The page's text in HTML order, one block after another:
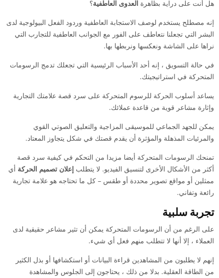
هل أنت على دراية بظاهرة العدوى العاطفية؟
إنه مصطلح يستخدم لوصف الاستجابة العاطفية وردود الفعل البيولوجية لدى
البشر التي تجعلنا نتعاطف على الفور مع الجوانب العاطفية للتجارب التي
نراها على الشاشة ونعكسها ونربطها بها.
في حالة التسويق ، إنه أحد الأسباب الرئيسية التي تجعلك تدمج الرسومات
المتحركة في استراتيجيتك.
يساعد أسلوب الحركة للرسوم المتحركة على سرد قصة علامتك التجارية
وإثارة مشاعر قوية من قاعدة عملائك.
يمكن للجهد الجماعي للموسيقى المزاجية والتعليق الصوتي القوي
والمرئيات المذهلة والمؤثرة أن يقدم قصتك في شكل يتجاوز المعتاد.
تمنحك الرسومات المتحركة أيضا مزيدا من التحكم في كيفية سرد قصة
أكثر من الأشكال الأخرى لتنسيق الفيديو. لا يتطلب إعلان تصميم الحركة أي
ممثلين أو مواقع تصوير محددة أو طقس – كل ما تحتاجه هو علامة تجارية
رائعة وتفاني.
تجربة سلبية
على الرغم من أن الرسومات المتحركة يمكن أن تثير مشاعر حقيقية لدى
العملاء ، إلا أنها لا تتطلب منهم فعل أي شيء.
إنهم لا يطلبون من المشاهدين قراءة البيانات أو استكشافها أو بذل الكثير
من الطاقة العقلية. بدلا من ذلك ، يحتاجون إلى الجلوس والمشاهدة